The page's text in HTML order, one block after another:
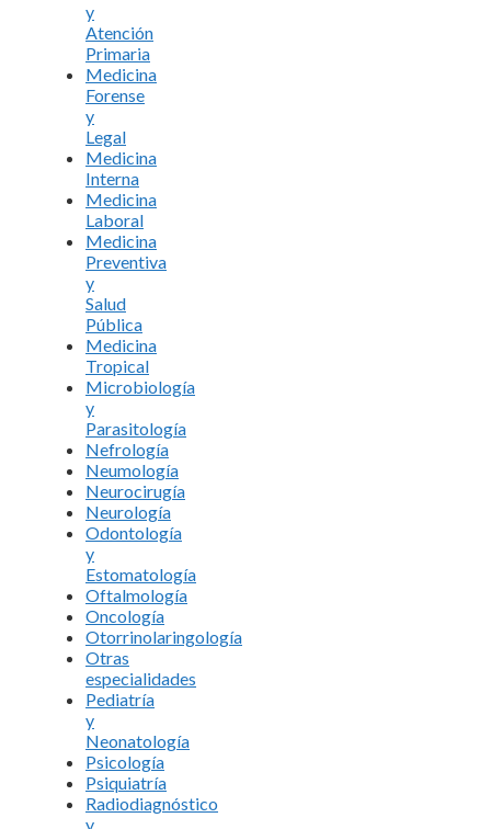
y
Atención
Primaria
Medicina
Forense
y
Legal
Medicina
Interna
Medicina
Laboral
Medicina
Preventiva
y
Salud
Pública
Medicina
Tropical
Microbiología
y
Parasitología
Nefrología
Neumología
Neurocirugía
Neurología
Odontología
y
Estomatología
Oftalmología
Oncología
Otorrinolaringología
Otras
especialidades
Pediatría
y
Neonatología
Psicología
Psiquiatría
Radiodiagnóstico
y